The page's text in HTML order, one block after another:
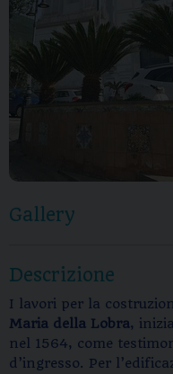
Gallery
Descrizione
I lavori per la
Maria della Lobra,
nel 1564, come
d’ingresso. Per